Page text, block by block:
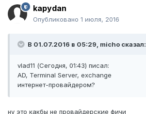
kapydan
Опубликовано 1 июля, 2016
В 01.07.2016 в 05:29, micho сказал:
vlad11 (Сегодня, 01:43) писал:
AD, Terminal Server, exchange
интернет-провайдером?
ну это какбы не провайдерские фичи